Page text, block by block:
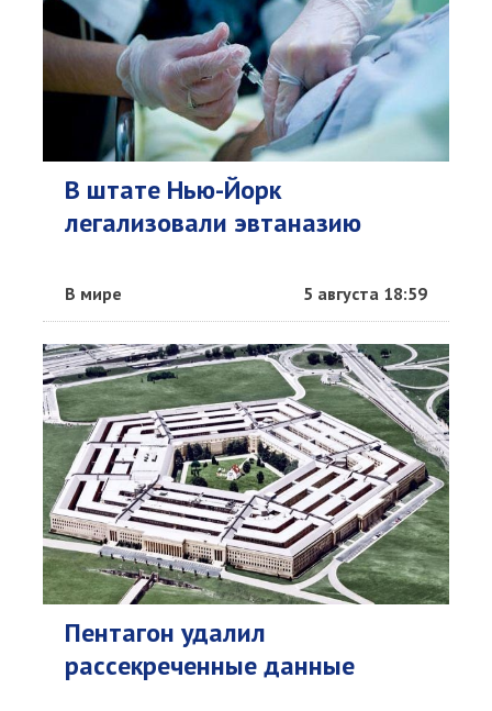
В штате Нью-Йорк
легализовали эвтаназию
В мире 5 августа 18:59
Пентагон удалил
рассекреченные данные